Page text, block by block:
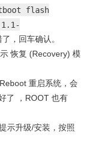
flash
，回车确认。
恢复 (Recovery) 模
重启系统，会
了 ，ROOT 也有
示升级/安装，按照